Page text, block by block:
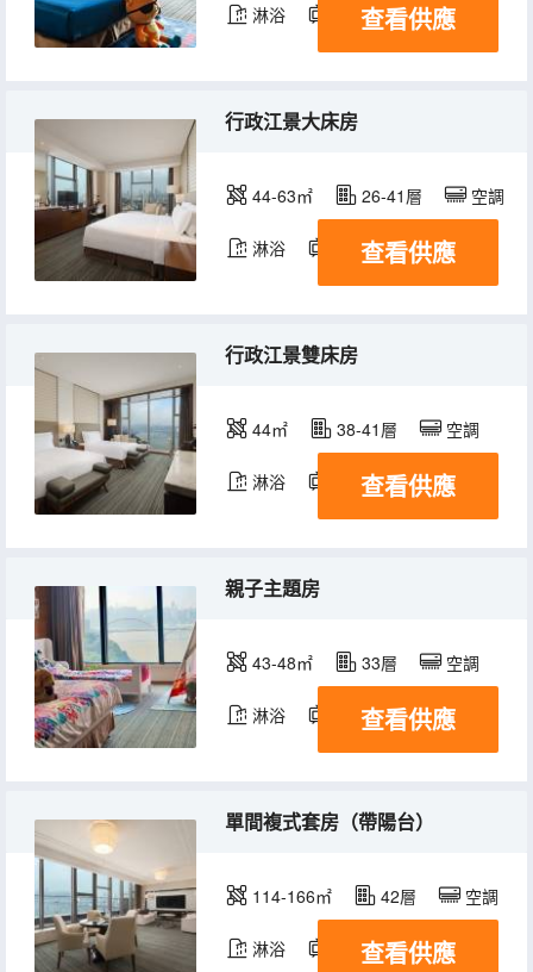
淋浴 電視機 冰箱
查看供應
行政江景大床房
44-63㎡ 26-41層 空調
淋浴 電視機 冰箱
查看供應
行政江景雙床房
44㎡ 38-41層 空調
淋浴 電視機 冰箱
查看供應
親子主題房
43-48㎡ 33層 空調
淋浴 電視機 冰箱
查看供應
單間複式套房（帶陽台）
114-166㎡ 42層 空調
淋浴 電視機 冰箱
查看供應